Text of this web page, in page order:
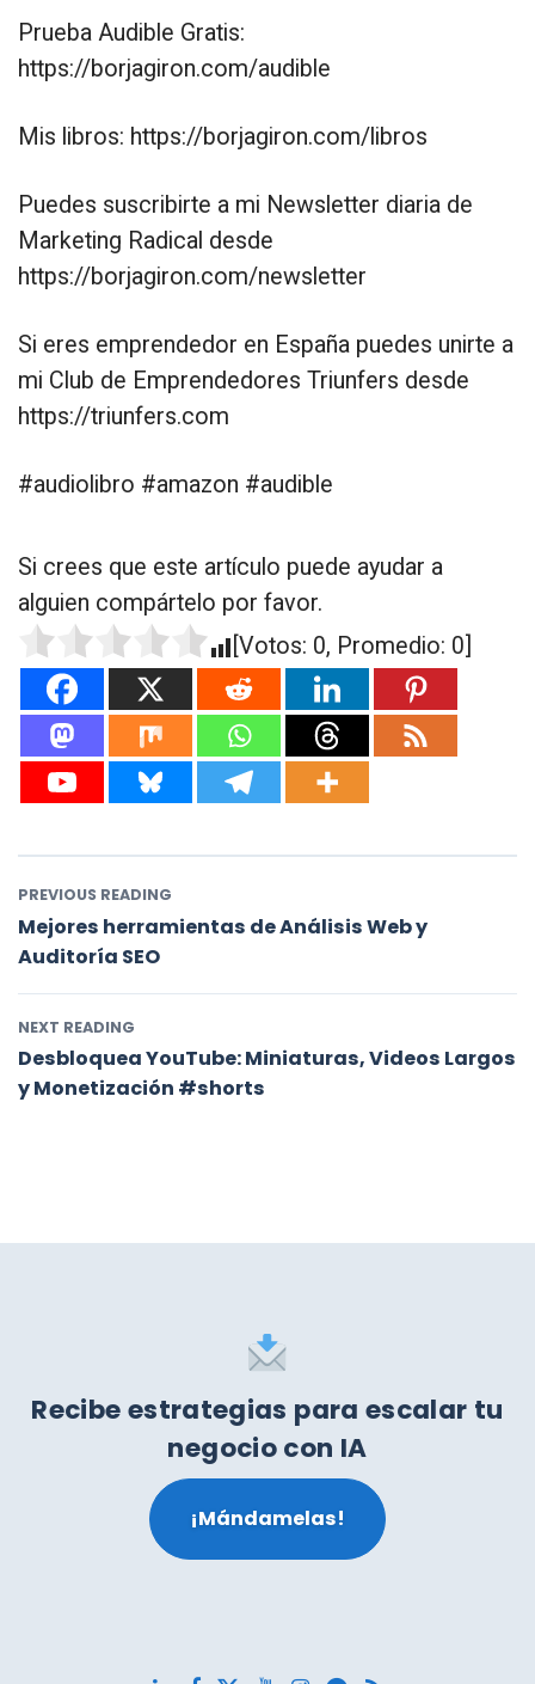
Prueba Audible Gratis:
https://borjagiron.com/audible
Mis libros: https://borjagiron.com/libros
Puedes suscribirte a mi Newsletter diaria de
Marketing Radical desde
https://borjagiron.com/newsletter
Si eres emprendedor en España puedes unirte a
mi Club de Emprendedores Triunfers desde
https://triunfers.com
#audiolibro #amazon #audible
Si crees que este artículo puede ayudar a
alguien compártelo por favor.
[Votos: 0, Promedio: 0
PREVIOUS READING
Mejores herramientas de Análisis Web y
Auditoría SEO
NEXT READING
Desbloquea YouTube: Miniaturas, Videos Largos
y Monetización #shorts
Recibe estrategias para escalar tu
negocio con IA
¡Mándamelas!